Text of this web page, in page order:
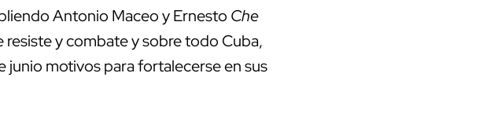
Antonio Maceo y Ernesto Che
y combate y sobre todo Cuba,
junio motivos para fortalecerse en sus